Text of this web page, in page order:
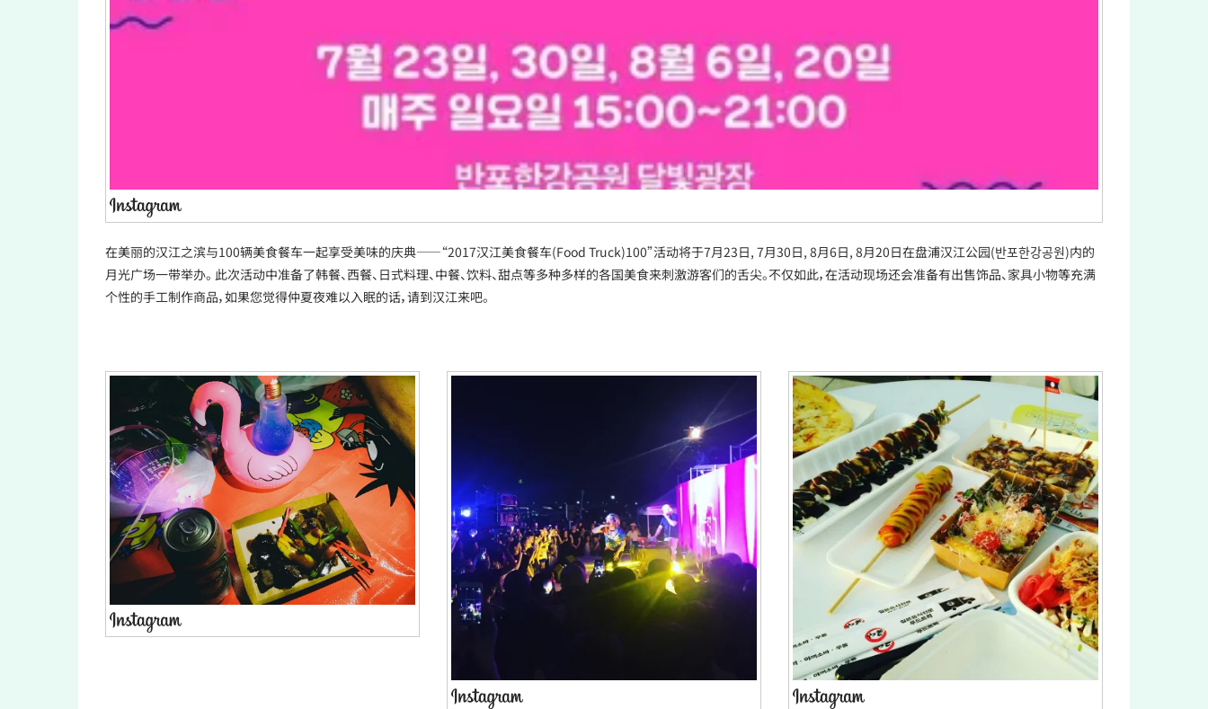
在美丽的汉江之滨与100辆美食餐车一起享受美味的庆典——“2017汉江美食餐车(Food Truck)100”活动将于7月23日, 7月30日, 8月6日, 8月20日在盘浦汉江公园(반포한강공원)内的
月光广场一带举办。 此次活动中准备了韩餐、西餐、日式料理、中餐、饮料、甜点等多种多样的各国美食来刺激游客们的舌尖。不仅如此，在活动现场还会准备有出售饰品、家具小物等充满
个性的手工制作商品，如果您觉得仲夏夜难以入眠的话，请到汉江来吧。